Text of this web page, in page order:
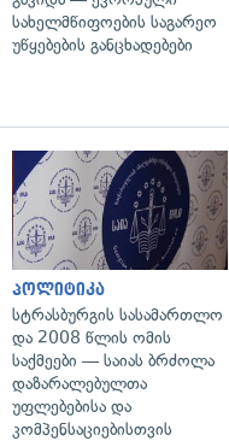
სახელმწიფოების საგარეო
უწყებების განცხადებები
პოლიტიკა
სტრასბურგის სასამართლო
და 2008 წლის ომის
საქმეები — საიას ბრძოლა
დაზარალებულთა
უფლებებისა და
კომპენსაციებისთვის